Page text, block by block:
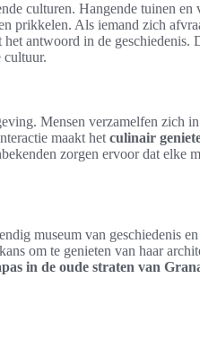
culturen. Hangende tuinen en
prikkelen. Als iemand zich
antwoord in de geschiedenis.
cultuur.
Mensen verzamelfen zich in
maakt het culinair
zorgen ervoor dat elke
museum van geschiedenis
om te genieten van haar
in de oude straten van